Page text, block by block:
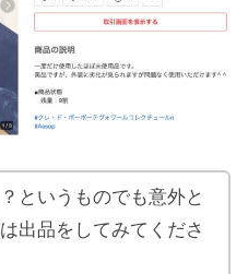
というものでも意外と
出品をしてみてくださ